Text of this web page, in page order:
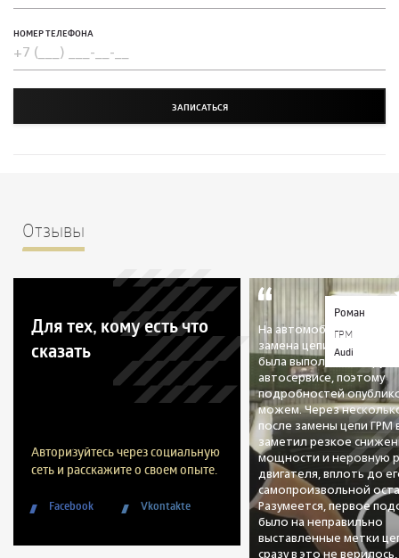
НОМЕР ТЕЛЕФОНА
ЗАПИСАТЬСЯ
Отзывы
Для тех, кому есть что
сказать
Авторизуйтесь через социальную
сеть и расскажите о своем опыте.
Facebook Vkontakte
Роман
ГРМ
Audi
На автомобиле была
замена цепи ГРМ.
была выполнена в
автосервисе, поэтому
подробностей
можем. Через
после замены цепи ГРМ
заметил резкое
мощности и неровную
двигателя, вплоть до
самопроизвольной
Разумеется, первое
было на неправильно
выставленные метки
сразу в это не верилось,